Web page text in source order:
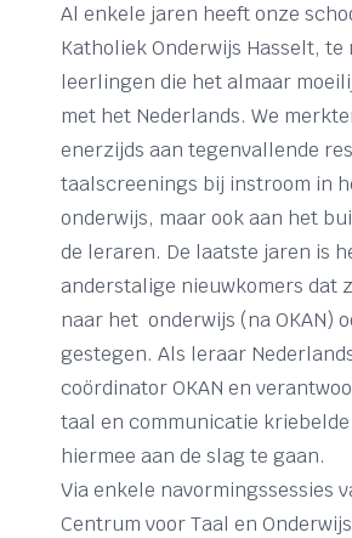
Al enkele jaren heeft onze
Katholiek Onderwijs Hasselt, te
leerlingen die het almaar
met het Nederlands. We
enerzijds aan tegenvallende
taalscreenings bij instroom in
onderwijs, maar ook aan het
de leraren. De laatste jaren is
anderstalige nieuwkomers dat
naar het onderwijs (na OKAN)
gestegen. Als leraar
coördinator OKAN en
taal en communicatie
hiermee aan de slag te gaan.
Via enkele navormingssessies
Centrum voor Taal en Onderwijs